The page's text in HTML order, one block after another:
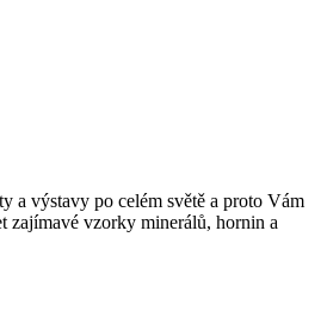
a výstavy po celém světě a proto Vám
zajímavé vzorky minerálů, hornin a